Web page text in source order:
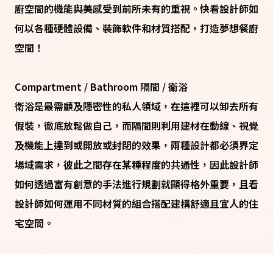
廚空間的機能與美感受到前所未有的重視。快看設計師如
何以各種硬體設備、裝飾軟件和材質搭配，打造夢想餐廚
空間！
Compartment / Bathroom 隔間 / 衛浴
衛浴是最需顧及隱密性的私人領域，在這裡可以卸去所有
假裝，徹底放鬆做自己，而隔間則利用建材在動線、視覺
及機能上達到或開放或封閉的效果，兩種設計都必須界定
場域需求，彼此之間存在某種程度的共通性，因此設計師
如何透過富有創意的手法進行規劃就顯得格外重要，且看
設計師如何運用不同材質的組合搭配建構舒適且宜人的住
宅空間。